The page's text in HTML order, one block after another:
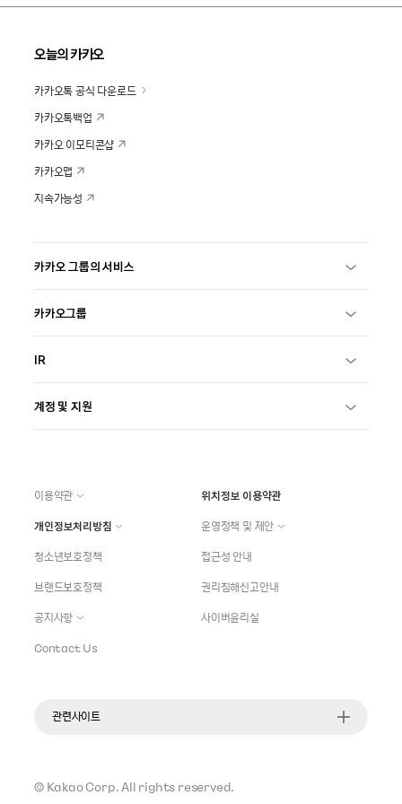
오늘의 카카오
카카오톡 공식 다운로드
카카오톡백업
카카오 이모티콘샵
카카오맵
지속가능성
카카오 그룹의 서비스
카카오그룹
IR
계정 및 지원
이용약관
위치정보 이용약관
개인정보처리방침
운영정책 및 제안
청소년보호정책
접근성 안내
브랜드보호정책
권리침해신고안내
공지사항
사이버윤리실
Contact Us
관련사이트
© Kakao Corp.All rights reserved.